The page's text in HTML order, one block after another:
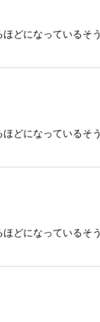
どになっている
どになっている
どになっている